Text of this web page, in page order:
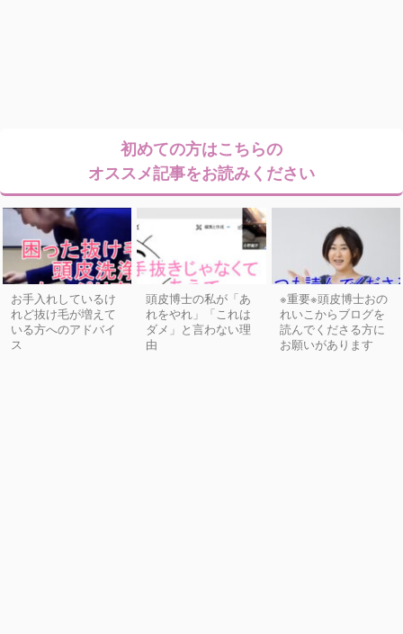
初めての方はこちらの
オススメ記事をお読みください
お手入れしているけ
れど抜け毛が増えて
いる方へのアドバイ
ス
頭皮博士の私が「あ
れをやれ」「これは
ダメ」と言わない理
由
※重要※頭皮博士おの
れいこからブログを
読んでくださる方に
お願いがあります